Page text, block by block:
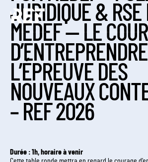
JURIDIQUE & RSE
MEDEF — LE
L’ÉPREUVE DES
NOUVEAUX
– REF 2026
Durée : 1h, horaire à venir